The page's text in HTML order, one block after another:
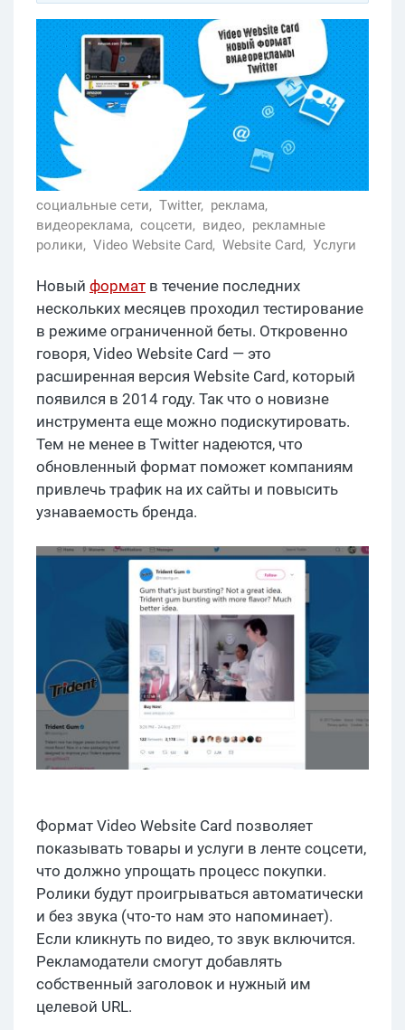
социальные сети, Twitter, реклама,
видеореклама, соцсети, видео, рекламные
ролики, Video Website Card, Website Card, Услуги
Новый формат в течение последних
нескольких месяцев проходил тестирование
в режиме ограниченной беты. Откровенно
говоря, Video Website Card — это
расширенная версия Website Card, который
появился в 2014 году. Так что о новизне
инструмента еще можно подискутировать.
Тем не менее в Twitter надеются, что
обновленный формат поможет компаниям
привлечь трафик на их сайты и повысить
узнаваемость бренда.
Формат Video Website Card позволяет
показывать товары и услуги в ленте соцсети,
что должно упрощать процесс покупки.
Ролики будут проигрываться автоматически
и без звука (что-то нам это напоминает).
Если кликнуть по видео, то звук включится.
Рекламодатели смогут добавлять
собственный заголовок и нужный им
целевой URL.